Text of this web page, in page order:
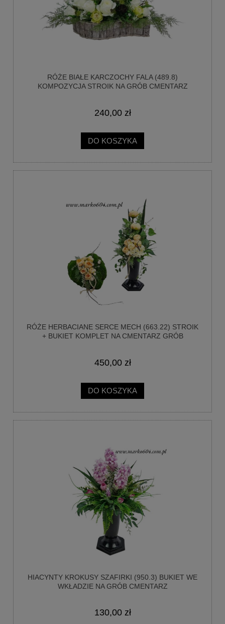
RÓŻE BIAŁE KARCZOCHY FALA (489.8)
KOMPOZYCJA STROIK NA GRÓB CMENTARZ
240,00 zł
DO KOSZYKA
RÓŻE HERBACIANE SERCE MECH (663.22) STROIK
+ BUKIET KOMPLET NA CMENTARZ GRÓB
450,00 zł
DO KOSZYKA
HIACYNTY KROKUSY SZAFIRKI (950.3) BUKIET WE
WKŁADZIE NA GRÓB CMENTARZ
130,00 zł